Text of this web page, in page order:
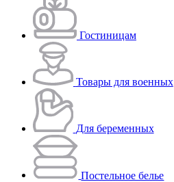
Гостиницам
Товары для военных
Для беременных
Постельное белье